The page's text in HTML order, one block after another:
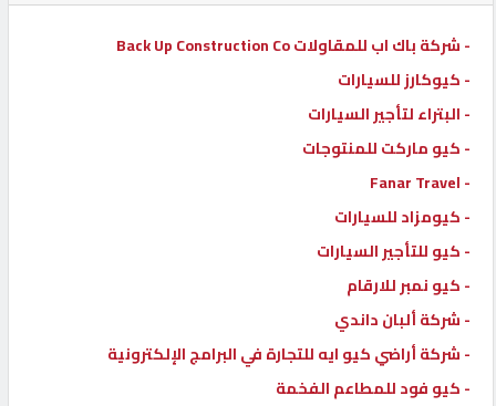
الدليل
القطري
POWERED
QHOST
- شركة باك اب للمقاولات Back Up Construction Co
- كيوكارز للسيارات
- البتراء لتأجير السيارات
- كيو ماركت للمنتوجات
- Fanar Travel
- كيومزاد للسيارات
- كيو للتأجير السيارات
- كيو نمبر للارقام
- شركة ألبان داندي
- شركة أراضي كيو ايه للتجارة في البرامج الإلكترونية
- كيو فود للمطاعم الفخمة